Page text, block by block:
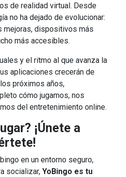
de realidad virtual. Desde
no ha dejado de evolucionar:
mejoras, dispositivos más
más accesibles.
y el ritmo al que avanza la
aplicaciones crecerán de
próximos años,
cómo jugamos, nos
del entretenimiento online.
¡Únete a
en un entorno seguro,
socializar, YoBingo es tu